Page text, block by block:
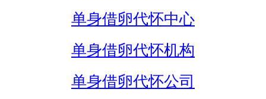
单身借卵代怀中心
单身借卵代怀机构
单身借卵代怀公司